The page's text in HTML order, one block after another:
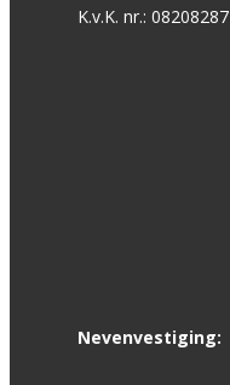
K.v.K. nr.: 08208287
Nevenvestiging: